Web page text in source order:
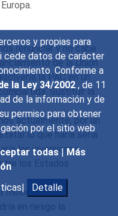
y propias para
cede datos de carácter
Conforme a
la Ley 34/2002 , de 11
de la información y de
permiso para obtener
por el sitio web
todas|Más
Detalle
renunciar y no cabe
de la Unión
la PAC en un
Sustituir la
actualmente, por un
lo que haría sería
las inversiones,
los Estados
millones de
en riesgo la